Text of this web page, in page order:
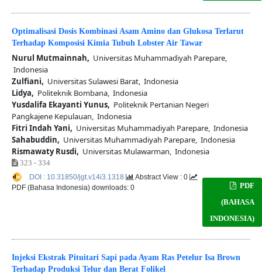
Optimalisasi Dosis Kombinasi Asam Amino dan Glukosa Terlarut
Terhadap Komposisi Kimia Tubuh Lobster Air Tawar
Nurul Mutmainnah, Universitas Muhammadiyah Parepare,
Indonesia
Zulfiani, Universitas Sulawesi Barat, Indonesia
Lidya, Politeknik Bombana, Indonesia
Yusdalifa Ekayanti Yunus, Politeknik Pertanian Negeri
Pangkajene Kepulauan, Indonesia
Fitri Indah Yani, Universitas Muhammadiyah Parepare, Indonesia
Sahabuddin, Universitas Muhammadiyah Parepare, Indonesia
Rismawaty Rusdi, Universitas Mulawarman, Indonesia
323 - 334
PDF
(BAHASA
INDONESIA)
DOI : 10.31850/jgt.v14i3.1318
Abstract View : 0
PDF (Bahasa Indonesia) downloads: 0
Injeksi Ekstrak Pituitari Sapi pada Ayam Ras Petelur Isa Brown
Terhadap Produksi Telur dan Berat Folikel